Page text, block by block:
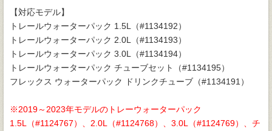
【対応モデル】
トレールウォーターパック 1.5L（#1134192）
トレールウォーターパック 2.0L（#1134193）
トレールウォーターパック 3.0L（#1134194）
トレールウォーターパック チューブセット（#1134195）
フレックス ウォーターパック ドリンクチューブ（#1134191）
※2019～2023年モデルのトレーウォーターパック
1.5L（#1124767）、2.0L（#1124768）、3.0L（#1124769）、チ